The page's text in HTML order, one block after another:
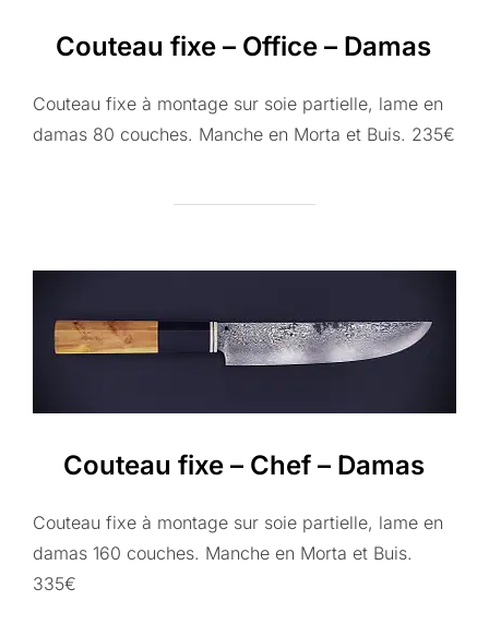
Couteau fixe – Office – Damas
Couteau fixe à montage sur soie partielle, lame en
damas 80 couches. Manche en Morta et Buis. 235€
Couteau fixe – Chef – Damas
Couteau fixe à montage sur soie partielle, lame en
damas 160 couches. Manche en Morta et Buis.
335€